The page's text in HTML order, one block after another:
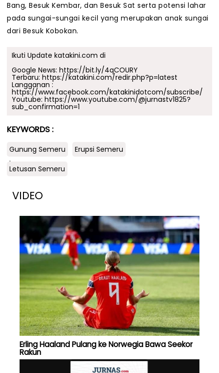
Bang, Besuk Kembar, dan Besuk Sat serta potensi lahar
pada sungai-sungai kecil yang merupakan anak sungai
dari Besuk Kobokan.
Ikuti Update katakini.com di
Google News: https://bit.ly/4qCOURY
Terbaru: https://katakini.com/redir.php?p=latest
Langganan :
https://www.facebook.com/katakinidotcom/subscribe/
Youtube: https://www.youtube.com/@jurnastv1825?
sub_confirmation=1
KEYWORDS :
Gunung Semeru
Erupsi Semeru
.
Letusan Semeru
VIDEO
Erling Haaland Pulang ke Norwegia Bawa Seekor
Rakun